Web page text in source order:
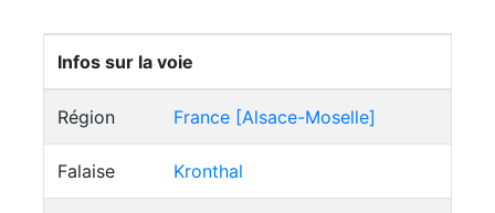
Infos sur la voie
Région France [Alsace-Moselle]
Falaise Kronthal